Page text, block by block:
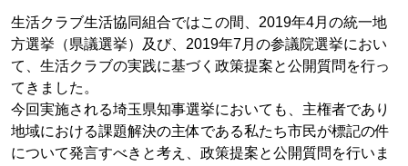
生活クラブ生活協同組合ではこの間、2019年4月の統一地
方選挙（県議選挙）及び、2019年7月の参議院選挙におい
て、生活クラブの実践に基づく政策提案と公開質問を行っ
てきました。
今回実施される埼玉県知事選挙においても、主権者であり
地域における課題解決の主体である私たち市民が標記の件
について発言すべきと考え、政策提案と公開質問を行いま